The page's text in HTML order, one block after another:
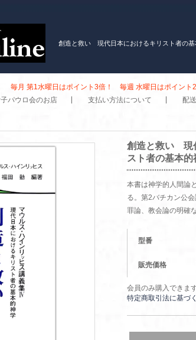
創造と救い 現代日本におけるキリスト者の基
毎月 第1水曜日はポイント3倍！ 毎週 水曜日はポイン
パウロ会のお店 支払い方法について 配
創造と救い 現
スト者の基本的
本書は神学的人間論
る。第2バチカン公
罪論、教会論の明確
型番
販売価格
会員のみ購入できま
特定商取引法に基づ